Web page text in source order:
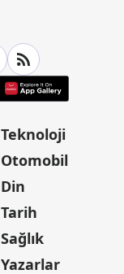
Teknoloji
Otomobil
Din
Tarih
Sağlık
Yazarlar